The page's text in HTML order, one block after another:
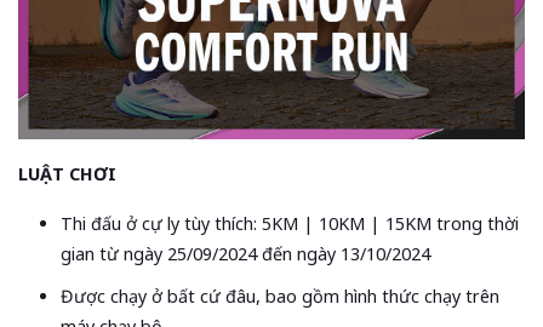
LUẬT CHƠI
Thi đấu ở cự ly tùy thích: 5KM | 10KM | 15KM trong thời
gian từ ngày 25/09/2024 đến ngày 13/10/2024
Được chạy ở bất cứ đâu, bao gồm hình thức chạy trên